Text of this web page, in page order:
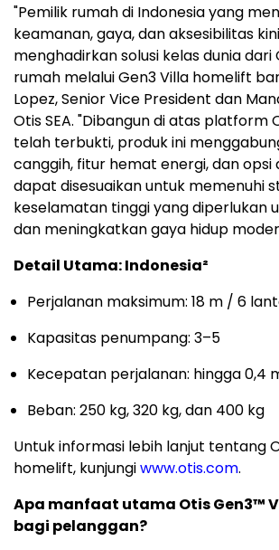
"Pemilik rumah di Indonesia yang
keamanan, gaya, dan aksesibilitas
menghadirkan solusi kelas dunia dari
rumah melalui Gen3 Villa homelift
Lopez, Senior Vice President dan
Otis SEA. "Dibangun di atas platform
telah terbukti, produk ini
canggih, fitur hemat energi, dan opsi
dapat disesuaikan untuk memenuhi
keselamatan tinggi yang diperlukan
dan meningkatkan gaya hidup
Detail Utama: Indonesia²
Perjalanan maksimum: 18 m / 6
Kapasitas penumpang: 3–5
Kecepatan perjalanan: hingga 0,4
Beban: 250 kg, 320 kg, dan 400 kg
Untuk informasi lebih lanjut tentang
homelift, kunjungiwww.otis.com.
Apa manfaat utama Otis Gen3™
bagi pelanggan?